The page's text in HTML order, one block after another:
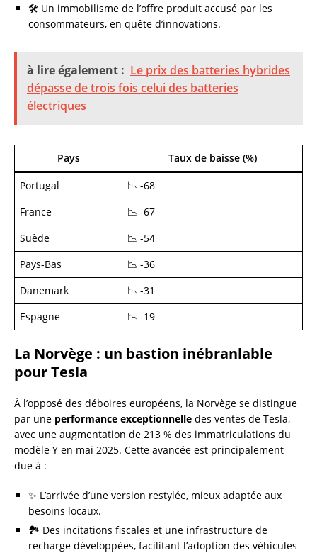
🛠️ Un immobilisme de l’offre produit accusé par les
consommateurs, en quête d’innovations.
à lire également : Le prix des batteries hybrides
dépasse de trois fois celui des batteries
électriques
Pays Taux de baisse (%)
Portugal
📉 -68
France
📉 -67
Suède
📉 -54
Pays-Bas
📉 -36
Danemark
📉 -31
Espagne
📉 -19
La Norvège : un bastion inébranlable
pour Tesla
À l’opposé des déboires européens, la Norvège se distingue
par une performance exceptionnelle des ventes de Tesla,
avec une augmentation de 213 % des immatriculations du
modèle Y en mai 2025. Cette avancée est principalement
due à :
✨ L’arrivée d’une version restylée, mieux adaptée aux
besoins locaux.
🏞️ Des incitations fiscales et une infrastructure de
recharge développées, facilitant l’adoption des véhicules